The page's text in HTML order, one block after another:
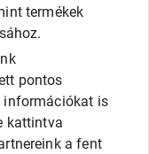
termékek
pontos
információkat is
kattintva
a fent